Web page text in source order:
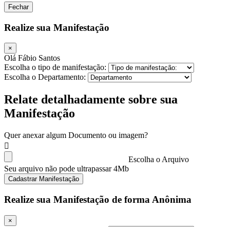
Fechar
Realize sua Manifestação
×
Olá Fábio Santos
Escolha o tipo de manifestação:
Escolha o Departamento:
Relate detalhadamente sobre sua
Manifestação
Quer anexar algum Documento ou imagem?
Escolha o Arquivo
Seu arquivo não pode ultrapassar 4Mb
Cadastrar Manifestação
Realize sua Manifestação de forma Anônima
×